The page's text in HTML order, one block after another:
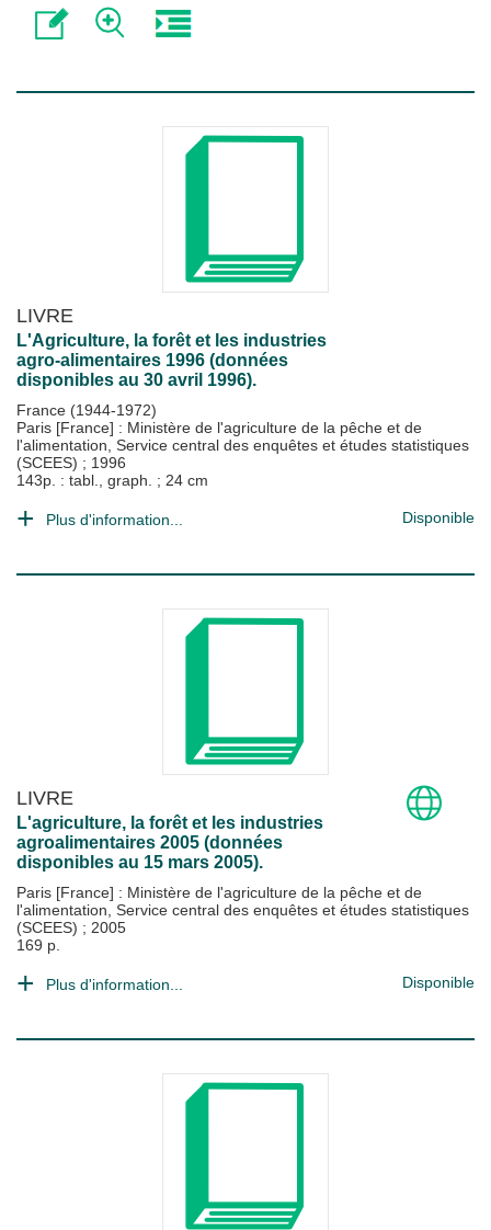
LIVRE
L'Agriculture, la forêt et les industries
agro-alimentaires 1996 (données
disponibles au 30 avril 1996).
France (1944-1972)
Paris [France] : Ministère de l'agriculture de la pêche et de
l'alimentation, Service central des enquêtes et études statistiques
(SCEES) ; 1996
143p. : tabl., graph. ; 24 cm
Plus d'information... Disponible
LIVRE
L'agriculture, la forêt et les industries
agroalimentaires 2005 (données
disponibles au 15 mars 2005).
Paris [France] : Ministère de l'agriculture de la pêche et de
l'alimentation, Service central des enquêtes et études statistiques
(SCEES) ; 2005
169 p.
Plus d'information... Disponible